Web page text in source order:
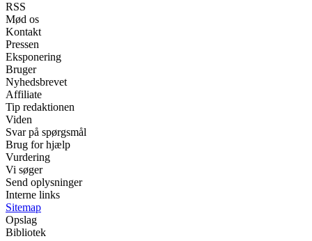
RSS
Mød os
Kontakt
Pressen
Eksponering
Bruger
Nyhedsbrevet
Affiliate
Tip redaktionen
Viden
Svar på spørgsmål
Brug for hjælp
Vurdering
Vi søger
Send oplysninger
Interne links
Sitemap
Opslag
Bibliotek